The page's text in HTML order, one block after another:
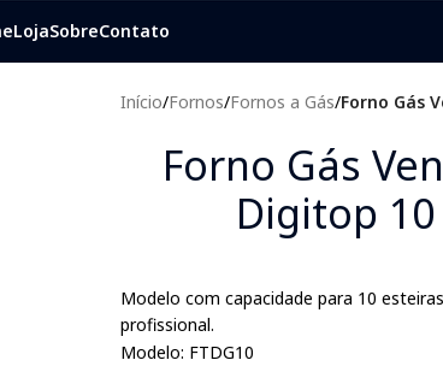
LojaSobreContato
Início/Fornos/Fornos a Gás/Forno Gás
Forno Gás
Digitop
Modelo com capacidade para 10
profissional.
Modelo: FTDG10